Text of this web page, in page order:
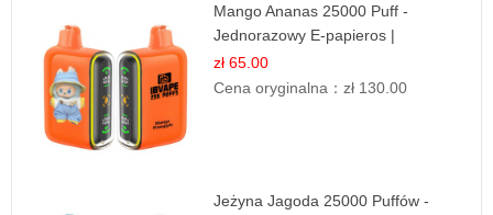
Mango Ananas 25000 Puff -
Jednorazowy E-papieros |
Egzotyczny Smak
zł 65.00
Cena oryginalna：zł 130.00
Jeżyna Jagoda 25000 Puffów -